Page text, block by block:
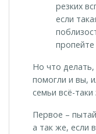
резких
если
пропейте
Но что делать,
помогли и вы,
семьи всё-таки
Первое –
а так же, если